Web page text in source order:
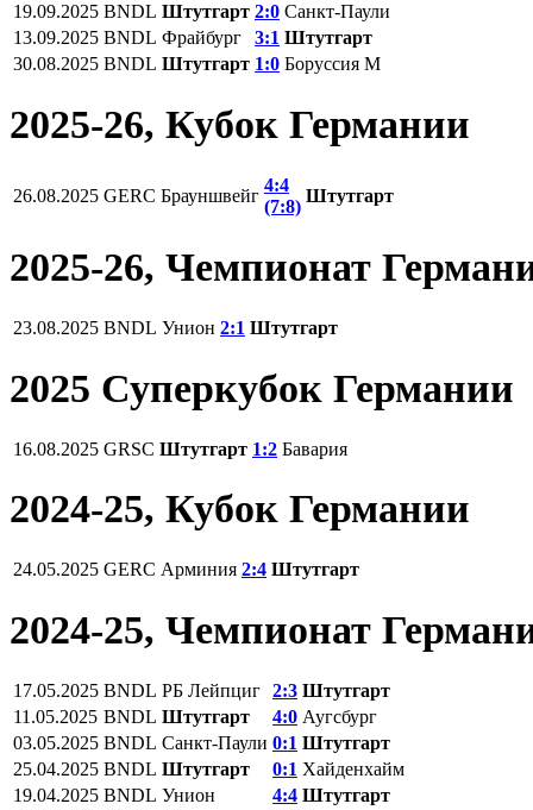
19.09.2025 BNDL Штутгарт 2:0 Санкт-Паули
13.09.2025 BNDL Фрайбург 3:1 Штутгарт
30.08.2025 BNDL Штутгарт 1:0 Боруссия М
2025-26, Кубок Германии
26.08.2025 GERC Брауншвейг
4:4
(7:8)
Штутгарт
2025-26, Чемпионат
23.08.2025 BNDL Унион 2:1 Штутгарт
2025 Суперкубок Германии
16.08.2025 GRSC Штутгарт 1:2 Бавария
2024-25, Кубок Германии
24.05.2025 GERC Арминия 2:4 Штутгарт
2024-25, Чемпионат
17.05.2025 BNDL РБ Лейпциг 2:3 Штутгарт
11.05.2025 BNDL Штутгарт 4:0 Аугсбург
03.05.2025 BNDL Санкт-Паули 0:1 Штутгарт
25.04.2025 BNDL Штутгарт 0:1 Хайденхайм
19.04.2025 BNDL Унион 4:4 Штутгарт